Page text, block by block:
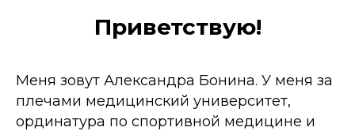
Приветствую!
Меня зовут Александра Бонина. У меня за
плечами медицинский университет,
ординатура по спортивной медицине и